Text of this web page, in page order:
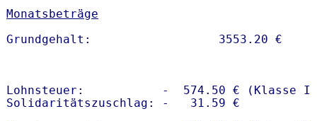
Monatsbeträge
Lohnsteuer:           -  574.50 € (Klasse I)
Solidaritätszuschlag: -   31.59 €